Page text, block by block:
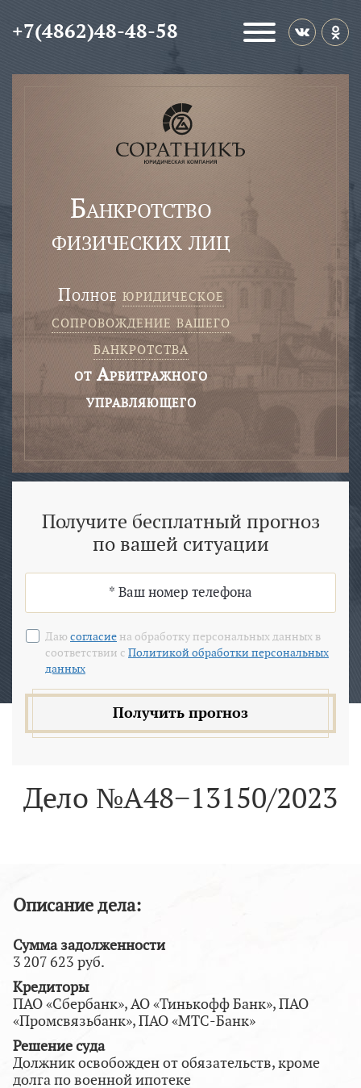
+7(4862)48-48-58
Банкротство
физических лиц
полное юридическое
сопровождение вашего
банкротства
от Арбитражного
управляющего
Получите бесплатный прогноз
по вашей ситуации
Даю согласиена обработку персональных данных в
соответствии с Политикой обработки персональных
данных
Получить прогноз
Дело №А48−13150/2023
Описание дела:
Сумма задолженности
3 207 623 руб.
Кредиторы
ПАО «Сбербанк», АО «Тинькофф Банк», ПАО
«Промсвязьбанк», ПАО «МТС-Банк»
Решение суда
Должник освобожден от обязательств, кроме
долга по военной ипотеке